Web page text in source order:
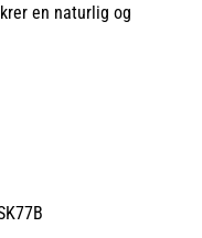
en naturlig og